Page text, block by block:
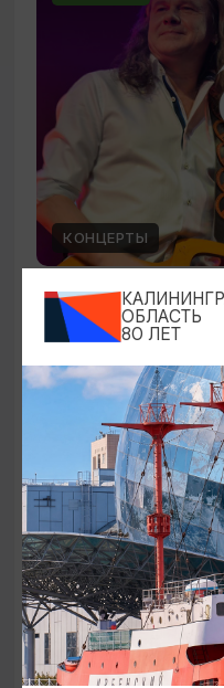
КОНЦЕРТЫ
Чиж & Cо
10.09.2026 19:00
Светлогорск, Театр
ОТ 500₽
ОБЛАСТЬ
80 ЛЕТ